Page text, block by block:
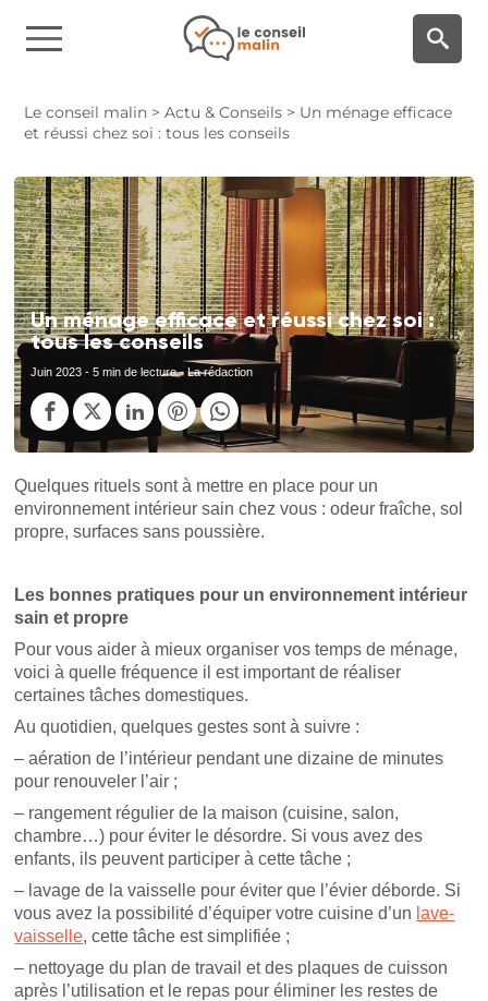
Le conseil malin >Actu & Conseils > Un ménage efficace
et réussi chez soi : tous les conseils
Un ménage efficace et réussi chez soi :
tous les conseils
Juin 2023 - 5 min de lecture - La rédaction
Quelques rituels sont à mettre en place pour un
environnement intérieur sain chez vous : odeur fraîche, sol
propre, surfaces sans poussière.
Les bonnes pratiques pour un environnement intérieur
sain et propre
Pour vous aider à mieux organiser vos temps de ménage,
voici à quelle fréquence il est important de réaliser
certaines tâches domestiques.
Au quotidien, quelques gestes sont à suivre :
– aération de l’intérieur pendant une dizaine de minutes
pour renouveler l’air ;
– rangement régulier de la maison (cuisine, salon,
chambre…) pour éviter le désordre. Si vous avez des
enfants, ils peuvent participer à cette tâche ;
– lavage de la vaisselle pour éviter que l’évier déborde. Si
vous avez la possibilité d’équiper votre cuisine d’un lave-
vaisselle, cette tâche est simplifiée ;
– nettoyage du plan de travail et des plaques de cuisson
après l’utilisation et le repas pour éliminer les restes de